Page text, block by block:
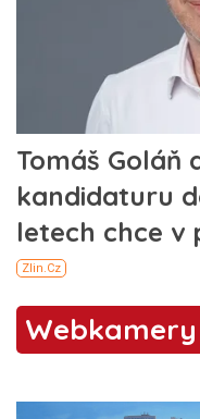
Webkamery